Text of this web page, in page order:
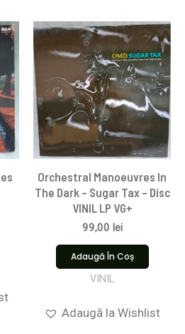
Orchestral Manoeuvres In
The Dark – Sugar Tax – Disc
VINIL LP VG+
99,00 lei
Adaugă În Coș
VINIL
Adaugă la Wishlist